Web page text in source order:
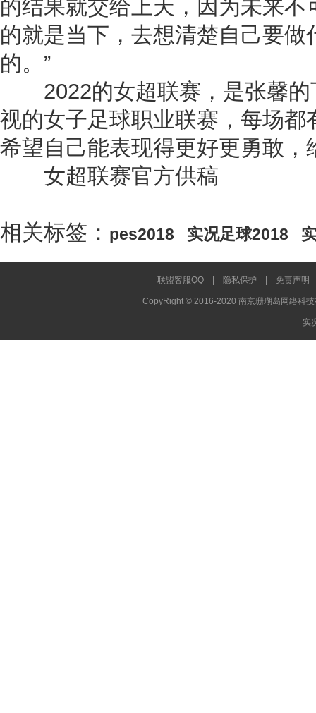
的结果就交给上天，因为未来
的就是当下，去想清楚自己要做
的。”
2022的女超联赛，是张馨的
视的女子足球职业联赛，每场都
希望自己能表现得更好更勇敢，
女超联赛官方供稿
相关标签： pes2018 实况足球2018
联盟客服QQ 隐私保护 免责声明
CopyRight © 2016-2020 南京珊瑚岛网络科
实